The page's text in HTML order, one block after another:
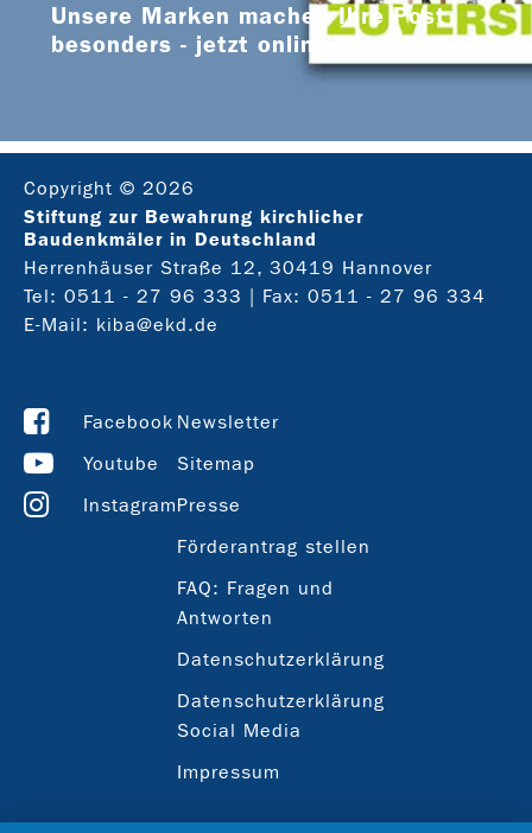
Unsere Marken machen Ihre Post
besonders - jetzt online bestellen
Copyright © 2026
Stiftung zur Bewahrung kirchlicher
Baudenkmäler in Deutschland
Herrenhäuser Straße 12, 30419 Hannover
Tel: 0511 - 27 96 333 | Fax: 0511 - 27 96 334
E-Mail: kiba@ekd.de
Facebook
Youtube
Instagram
Newsletter
Sitemap
Presse
Förderantrag stellen
FAQ: Fragen und
Antworten
Datenschutzerklärung
Datenschutzerklärung
Social Media
Impressum